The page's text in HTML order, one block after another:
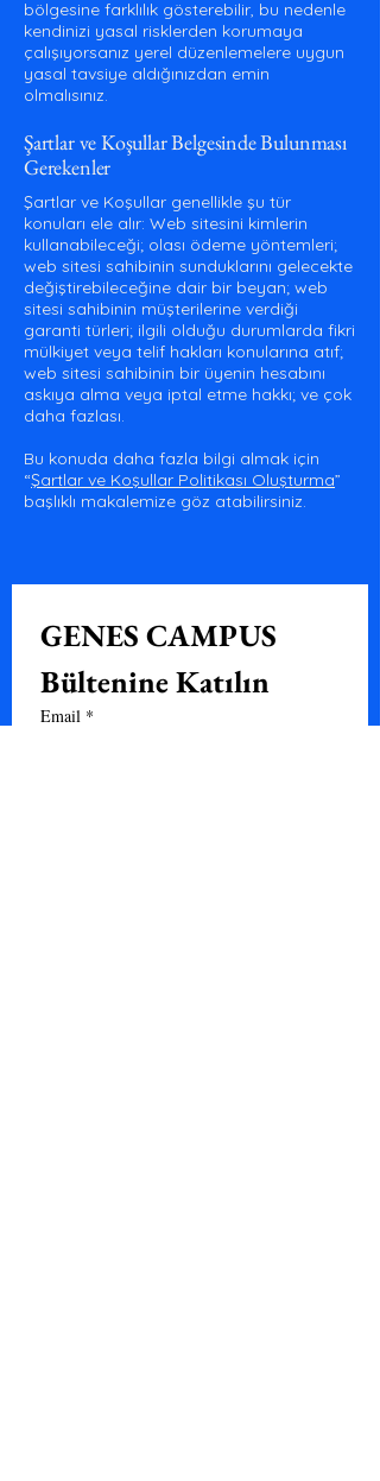
bölgesine farklılık gösterebilir, bu nedenle
kendinizi yasal risklerden korumaya
çalışıyorsanız yerel düzenlemelere uygun
yasal tavsiye aldığınızdan emin
olmalısınız.
Şartlar ve Koşullar Belgesinde Bulunması
Gerekenler
Şartlar ve Koşullar genellikle şu tür
konuları ele alır: Web sitesini kimlerin
kullanabileceği; olası ödeme yöntemleri;
web sitesi sahibinin sunduklarını gelecekte
değiştirebileceğine dair bir beyan; web
sitesi sahibinin müşterilerine verdiği
garanti türleri; ilgili olduğu durumlarda fikri
mülkiyet veya telif hakları konularına atıf;
web sitesi sahibinin bir üyenin hesabını
askıya alma veya iptal etme hakkı; ve çok
daha fazlası.
Bu konuda daha fazla bilgi almak için
“Şartlar ve Koşullar Politikası Oluşturma”
başlıklı makalemize göz atabilirsiniz.
GENES CAMPUS
Bültenine Katılın
Email *